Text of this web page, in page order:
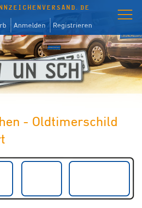
Anmelden Registrieren
- Oldtimerschild